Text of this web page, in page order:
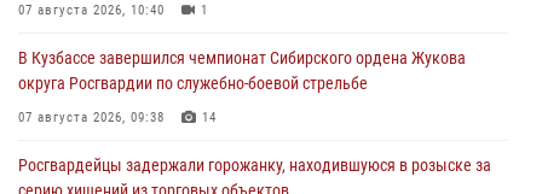
07 августа 2026, 10:40 1
В Кузбассе завершился чемпионат Сибирского ордена Жукова
округа Росгвардии по служебно-боевой стрельбе
07 августа 2026, 09:38 14
Росгвардейцы задержали горожанку, находившуюся в розыске за
серию хищений из торговых объектов